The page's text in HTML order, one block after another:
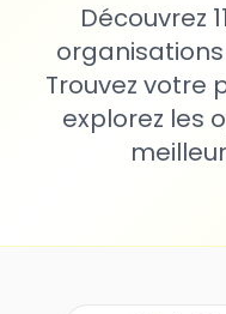
Découvrez
Trouvez votre
explorez les